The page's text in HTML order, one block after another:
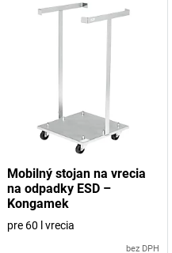
Mobilný stojan na vrecia
na odpadky ESD –
Kongamek
pre 60 l vrecia
bez DPH